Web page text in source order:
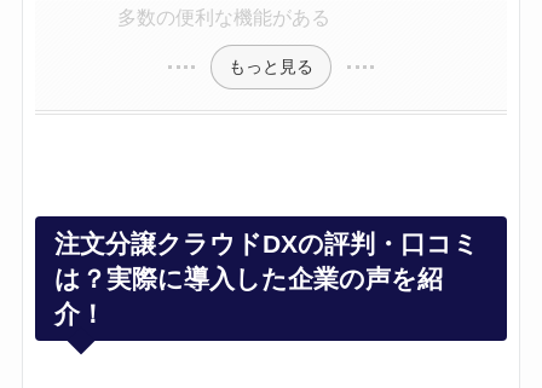
多数の便利な機能がある
もっと見る
注文分譲クラウドDXの評判・口コミ
は？実際に導入した企業の声を紹
介！